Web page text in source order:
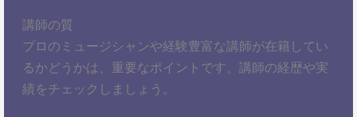
講師の質
プロのミュージシャンや経験豊富な講師が在籍してい
るかどうかは、重要なポイントです。講師の経歴や実
績をチェックしましょう。